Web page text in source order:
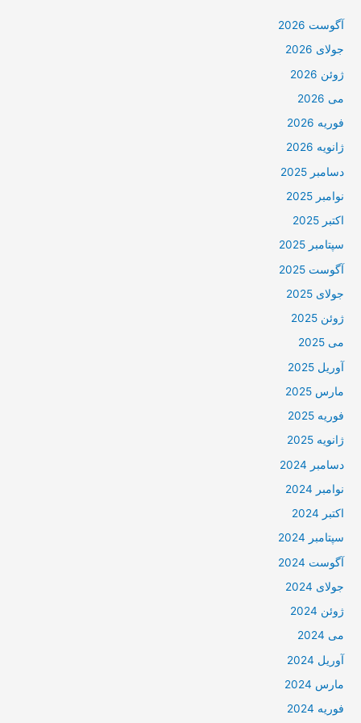
آگوست 2026
جولای 2026
ژوئن 2026
می 2026
فوریه 2026
ژانویه 2026
دسامبر 2025
نوامبر 2025
اکتبر 2025
سپتامبر 2025
آگوست 2025
جولای 2025
ژوئن 2025
می 2025
آوریل 2025
مارس 2025
فوریه 2025
ژانویه 2025
دسامبر 2024
نوامبر 2024
اکتبر 2024
سپتامبر 2024
آگوست 2024
جولای 2024
ژوئن 2024
می 2024
آوریل 2024
مارس 2024
فوریه 2024